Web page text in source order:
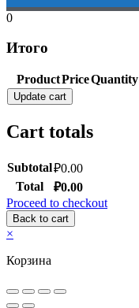
0
Итого
ProductPriceQuantity
Update cart
Cart totals
Subtotal₽0.00
Total
₽0.00
Proceed to checkout
Back to cart
×
Корзина